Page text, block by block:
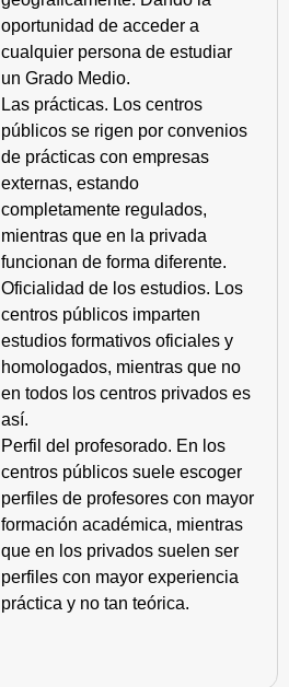
oportunidad de acceder a
cualquier persona de estudiar
un Grado Medio.
Las prácticas. Los centros
públicos se rigen por convenios
de prácticas con empresas
externas, estando
completamente regulados,
mientras que en la privada
funcionan de forma diferente.
Oficialidad de los estudios. Los
centros públicos imparten
estudios formativos oficiales y
homologados, mientras que no
en todos los centros privados es
así.
Perfil del profesorado. En los
centros públicos suele escoger
perfiles de profesores con mayor
formación académica, mientras
que en los privados suelen ser
perfiles con mayor experiencia
práctica y no tan teórica.